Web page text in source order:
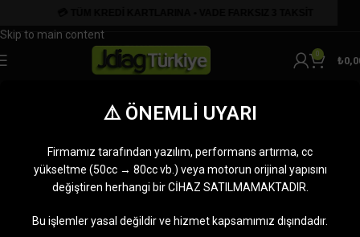
Skip to main content
0
₺
motosiklet elektronik arıza
tespiti
Kategoriler
Ana Sayfa
Ürünler “motosiklet elektronik arıza tespiti” olarak etiketlendi
Tek bir sonuç gösteriliyor
⚠️ ÖNEMLİ UYARI
Firmamız tarafından yazılım, performans artırma, cc
yükseltme (50cc → 80cc vb.) veya motorun orijinal yapısını
değiştiren herhangi bir CİHAZ SATILMAMAKTADIR.
Bu işlemler yasal değildir ve hizmet kapsamımız dışındadır.